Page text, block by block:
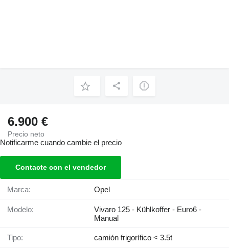
6.900 €
Precio neto
Notificarme cuando cambie el precio
Contacte con el vendedor
Marca: Opel
Modelo:
Vivaro 125 - Kühlkoffer - Euro6 -
Manual
Tipo: camión frigorífico < 3.5t